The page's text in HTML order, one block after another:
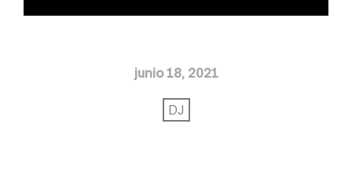
junio 18, 2021
DJ